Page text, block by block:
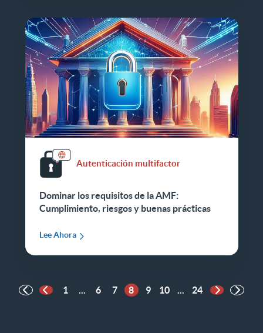
Autenticación multifactor
Dominar los requisitos de la AMF:
Cumplimiento, riesgos y buenas prácticas
Lee Ahora
Página anterior
1 ... 6 7 8 9 10 ... 24
Página